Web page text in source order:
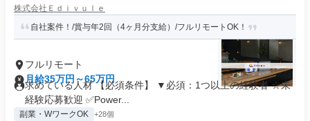
株式会社Ｅｄｉｖｕｌｅ
自社案件！/賞与年2回（4ヶ月分支給）/フルリモートOK！
フルリモート
月給35万円～65万円
求めている人材 【必須条件】 ▼必須：1つ以上の経験者 ☆未
経験応募歓迎 ✅Power...
副業・WワークOK +28個